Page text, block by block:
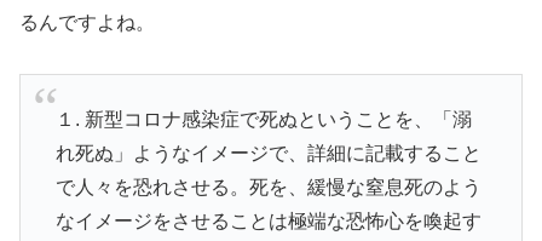
るんですよね。
１. 新型コロナ感染症で死ぬということを、「溺
れ死ぬ」ようなイメージで、詳細に記載すること
で人々を恐れさせる。死を、緩慢な窒息死のよう
なイメージをさせることは極端な恐怖心を喚起す